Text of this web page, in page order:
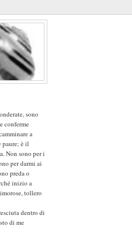
sono
conferme
a
è il
Non sono per i
per darmi ai
preda o
inizio a
tollero
dentro di
di me